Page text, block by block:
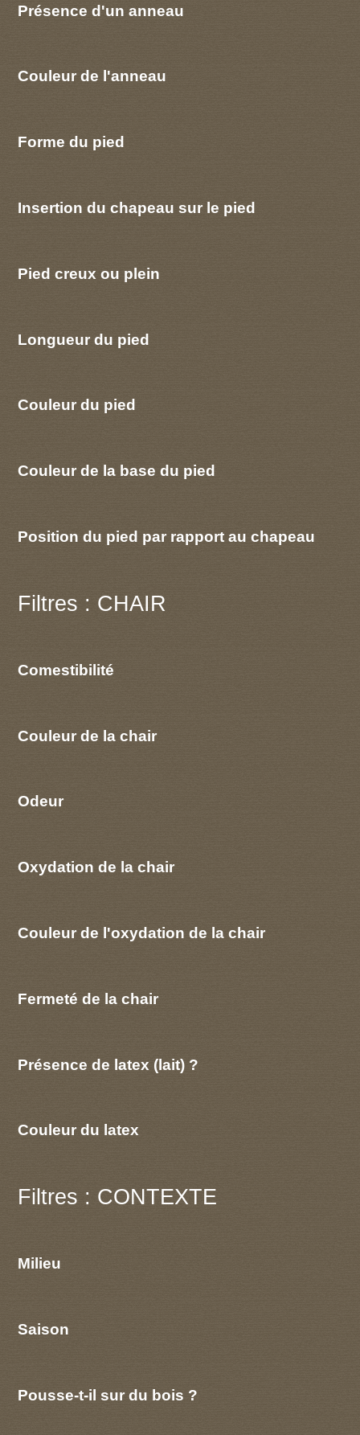
Présence d'un anneau
Couleur de l'anneau
Forme du pied
Insertion du chapeau sur le pied
Pied creux ou plein
Longueur du pied
Couleur du pied
Couleur de la base du pied
Position du pied par rapport au chapeau
Filtres : CHAIR
Comestibilité
Couleur de la chair
Odeur
Oxydation de la chair
Couleur de l'oxydation de la chair
Fermeté de la chair
Présence de latex (lait) ?
Couleur du latex
Filtres : CONTEXTE
Milieu
Saison
Pousse-t-il sur du bois ?